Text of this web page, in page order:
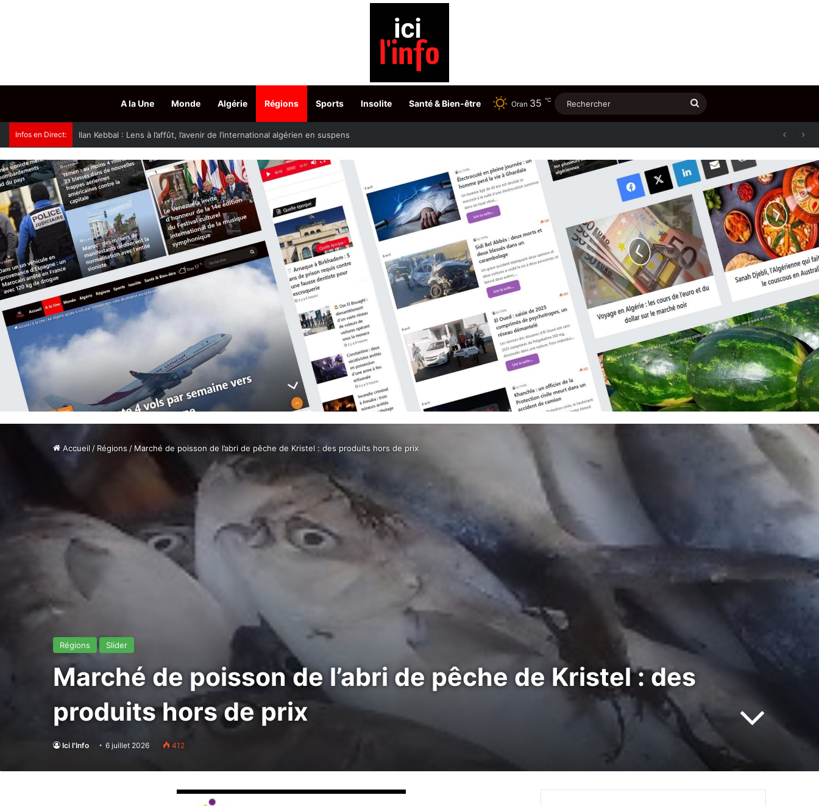
A la Une Monde Algérie Régions Sports Insolite Santé & Bien-être Oran 35 ℃ Rechercher
Infos en Direct: JS Kabylie : les Canaris quittent Aïn Draham pour Tabarka
Accueil / Régions / Marché de poisson de l’abri de pêche de Kristel : des produits hors de prix
Régions Slider
Marché de poisson de l’abri de pêche de Kristel : des
produits hors de prix
Ici l'Info 6 juillet 2026 412